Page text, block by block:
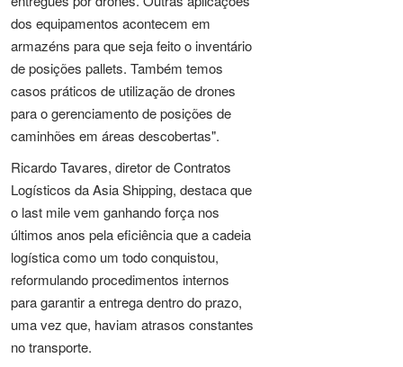
dos equipamentos acontecem em
armazéns para que seja feito o inventário
de posições pallets. Também temos
casos práticos de utilização de drones
para o gerenciamento de posições de
caminhões em áreas descobertas".
Ricardo Tavares, diretor de Contratos
Logísticos da Asia Shipping, destaca que
o last mile vem ganhando força nos
últimos anos pela eficiência que a cadeia
logística como um todo conquistou,
reformulando procedimentos internos
para garantir a entrega dentro do prazo,
uma vez que, haviam atrasos constantes
no transporte.